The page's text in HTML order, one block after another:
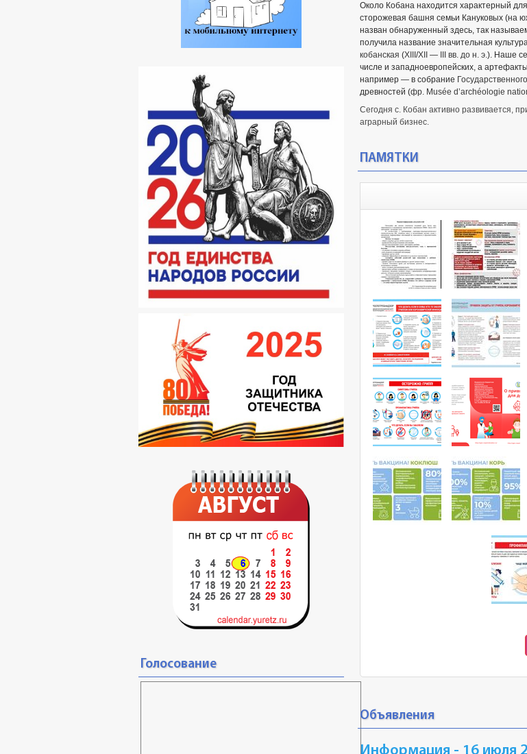
Голосование
Около Кобана находится характерный
сторожевая башня семьи Кануковых (на
назван обнаруженный здесь, так
получила название значительная
кобанская (XIII /XII — III вв. до н. э.). Наше
числе и западноевропейских, а
например — в собрание
древностей (фр. Musée d’archéologie
Сегодня с. Кобан активно развивается,
аграрный бизнес.
ПАМЯТКИ
Объявления